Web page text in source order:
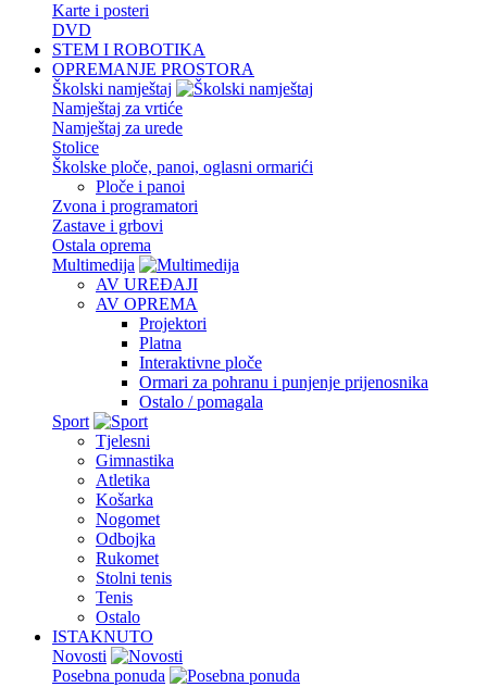
Karte i posteri
DVD
STEM I ROBOTIKA
OPREMANJE PROSTORA
Školski namještaj
Namještaj za vrtiće
Namještaj za urede
Stolice
Školske ploče, panoi, oglasni ormarići
Ploče i panoi
Zvona i programatori
Zastave i grbovi
Ostala oprema
Multimedija
AV UREĐAJI
AV OPREMA
Projektori
Platna
Interaktivne ploče
Ormari za pohranu i punjenje prijenosnika
Ostalo / pomagala
Sport
Tjelesni
Gimnastika
Atletika
Košarka
Nogomet
Odbojka
Rukomet
Stolni tenis
Tenis
Ostalo
ISTAKNUTO
Novosti
Posebna ponuda